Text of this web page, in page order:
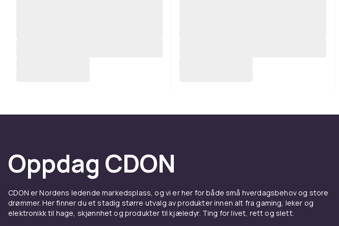
Oppdag CDON
CDON er Nordens ledende markedsplass, og vi er her for både små hverdagsbehov og store
drømmer. Her finner du et stadig større utvalg av produkter innen alt fra gaming, leker og
elektronikk til hage, skjønnhet og produkter til kjæledyr. Ting for livet, rett og slett.